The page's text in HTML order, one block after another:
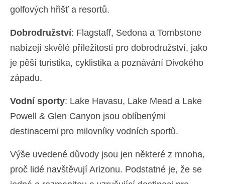
golfových hřišť a resortů.
Dobrodružství: Flagstaff, Sedona a Tombstone
nabízejí skvělé příležitosti pro dobrodružství, jako
je pěší turistika, cyklistika a poznávání Divokého
západu.
Vodní sporty: Lake Havasu, Lake Mead a Lake
Powell & Glen Canyon jsou oblíbenými
destinacemi pro milovníky vodních sportů.
Výše uvedené důvody jsou jen některé z mnoha,
proč lidé navštěvují Arizonu. Podstatné je, že se